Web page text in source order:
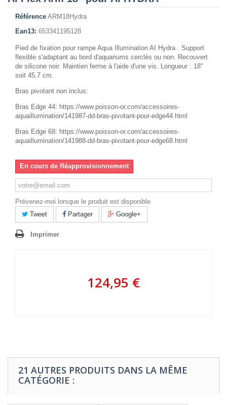
Référence ARM18Hydra
Ean13: 653341195128
Pied de fixation pour rampe Aqua Illumination AI Hydra . Support
flexible s'adaptant au bord d'aquariums cerclés ou non. Recouvert
de silicone noir. Maintien ferme à l'aide d'une vis. Longueur : 18"
soit 45,7 cm.
Bras pivotant non inclus:
Bras Edge 44: https://www.poisson-or.com/accessoires-
aquaillumination/141987-dd-bras-pivotant-pour-edge44.html
Bras Edge 68: https://www.poisson-or.com/accessoires-
aquaillumination/141988-dd-bras-pivotant-pour-edge68.html
En cours de Réapprovisionnement
Prévenez-moi lorsque le produit est disponible
Tweet
Partager Google+
Imprimer
124,95 €
21 AUTRES PRODUITS DANS LA MÊME
CATÉGORIE :